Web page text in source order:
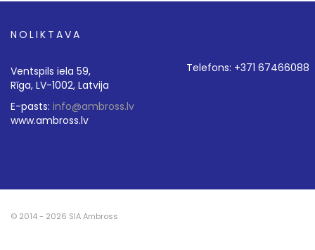
NOLIKTAVA
Ventspils iela 59,
Rīga, LV-1002, Latvija
E-pasts: info@ambross.lv
www.ambross.lv
Telefons: +371 67466088
© 2014 - 2026 SIA Ambross